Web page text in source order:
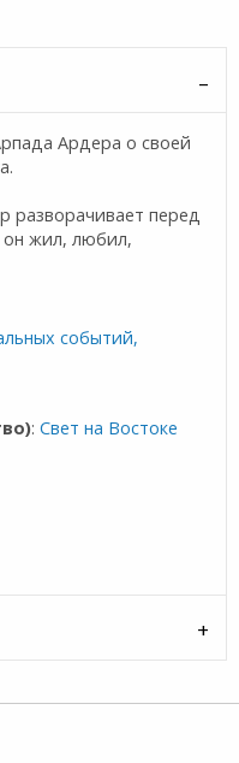
Ардера о своей
разворачивает перед
он жил, любил,
событий,
:Свет на Востоке